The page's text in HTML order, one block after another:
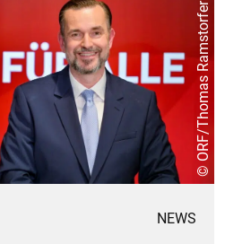
© ORF/Thomas Ramstorfer
NEWS